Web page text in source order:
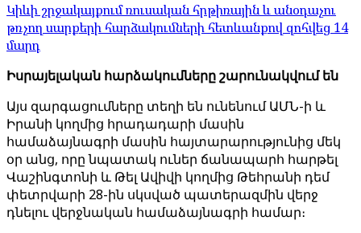
Կիևի շրջակայքում ռուսական հրթիռային և անօդաչու
թռչող սարքերի հարձակումների հետևանքով զոհվեց 14
մարդ
Իսրայելական հարձակումները շարունակվում են
Այս զարգացումները տեղի են ունենում ԱՄՆ-ի և
Իրանի կողմից հրադադարի մասին
համաձայնագրի մասին հայտարարությունից մեկ
օր անց, որը նպատակ ուներ ճանապարհ հարթել
Վաշինգտոնի և Թել Ավիվի կողմից Թեհրանի դեմ
փետրվարի 28-ին սկսված պատերազմին վերջ
դնելու վերջնական համաձայնագրի համար։